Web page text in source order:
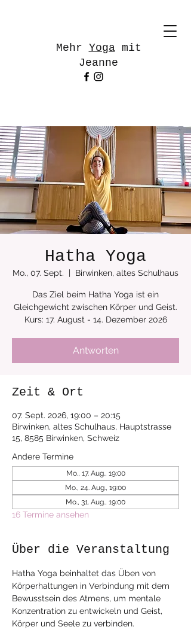
Mehr Yogamit
Jeanne
Hatha Yoga
Mo., 07. Sept.
  |
Birwinken, altes Schulhaus
Das Ziel beim Hatha Yoga ist ein
Gleichgewicht zwischen Körper und Geist.
Kurs: 17. August - 14. Dezember 2026
Antworten
Zeit & Ort
07. Sept. 2026, 19:00 – 20:15
Birwinken, altes Schulhaus, Hauptstrasse
15, 8585 Birwinken, Schweiz
Andere Termine
Mo., 17. Aug., 19:00
Mo., 24. Aug., 19:00
Mo., 31. Aug., 19:00
16 Termine ansehen
Über die Veranstaltung
Hatha Yoga beinhaltet das Üben von
Körperhaltungen in Verbindung mit dem
Bewusstsein des Atmens, um mentale
Konzentration zu entwickeln und Geist,
Körper und Seele zu verbinden.